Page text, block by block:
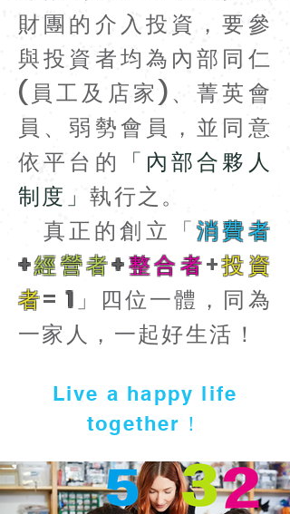
財團的介入投資，要參
與投資者均為內部同仁
(員工及店家)、菁英會
員、弱勢會員，並同意
依平台的
「內部合夥人
制度」執行之。
真正的創立「消費者
+經營者+整合者+投資
者=1 」四位一體，同為
一家人，一起好生活！
Live a happy life
together！